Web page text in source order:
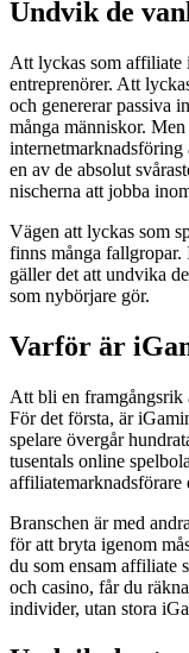
Undvik de
Att lyckas som affiliate
entreprenörer. Att
och genererar passiva
många människor.
en av de absolut
nischerna att jobba
Vägen att lyckas som
finns många fallgropar.
gäller det att undvika
som nybörjare gör.
Varför är
Att bli en
För det första, är
spelare övergår
tusentals online
affiliatemarknadsförare
Branschen är med
för att bryta igenom
du som ensam affiliate
och casino, får du
individer, utan stora